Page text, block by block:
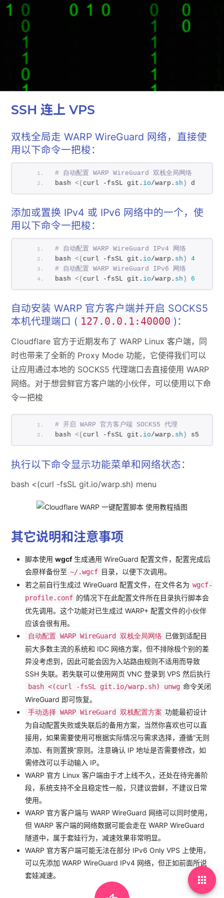
SSH 连上 VPS
双栈全局走 WARP Wire­Guard 网络，直接使
用以下命令一把梭：
# 自动配置 WARP WireGuard 双栈全局网络
bash <(curl -fsSL git. io/warp. sh ) d
添加或置换 IPv4 或 IPv6 网络中的一个，使
用以下命令一把梭：
# 自动配置 WARP WireGuard IPv4 网络
bash <(curl -fsSL git. io/warp. sh )
4
# 自动配置 WARP WireGuard IPv6 网络
bash <(curl -fsSL git. io/warp. sh ) 6
自动安装 WARP 官方客户端并开启 SOCKS5
本机代理端口 ( 127.0.0.1:40000 )：
Cloud­flare 官方于近期发布了 WARP Linux 客户端，同
时也带来了全新的 Proxy Mode 功能，它使得我们可以
让应用通过本地的 SOCKS5 代理端口去直接使用 WARP
网络。对于想尝鲜官方客户端的小伙伴，可以使用以下命
令一把梭
# 开启 WARP 官方客户端 SOCKS5 代理
bash <(curl -fsSL git. io/warp. sh ) s5
执行以下命令显示功能菜单和网络状态：
bash <(curl -fsSL git.io/warp.sh) menu
其它说明和注意事项
脚本使用wgcf生成通用 WireGuard 配置文件，配置完成后
会原样备份至 ~/.wgcf 目录，以便下次调用。
若之前自行生成过 WireGuard 配置文件，在文件名为 wgcf-
profile.conf 的情况下在此配置文件所在目录执行脚本会
优先调用。这个功能对已生成过 WARP+ 配置文件的小伙伴
应该会很有用。
自动配置 WARP WireGuard 双栈全局网络 已做到适配目
前大多数主流的系统和 IDC 网络方案，但不排除极个别的差
异没考虑到，因此可能会因为入站路由规则不适用而导致
SSH 失联。若失联可以使用网页 VNC 登录到 VPS 然后执行
bash <(curl -fsSL git.io/warp.sh) unwg 命令关闭
WireGuard 即可恢复。
手动选择 WARP WireGuard 双栈配置方案 功能最初设计
为自动配置失败或失联后的备用方案，当然你喜欢也可以直
接用，如果需要使用可根据实际情况与需求选择，遵循“无则
添加、有则置换”原则。注意确认 IP 地址是否需要修改，如
需修改可以手动输入 IP。
WARP 官方 Linux 客户端由于才上线不久，还处在待完善阶
段，系统支持不全且稳定性一般，只建议尝鲜，不建议日常
使用。
WARP 官方客户端与 WARP WireGuard 网络可以同时使用，
但 WARP 客户端的网络数据可能会走在 WARP WireGuard
隧道中，属于套娃行为，减速效果非常明显。
WARP 官方客户端可能无法在部分 IPv6 Only VPS 上使用，
可以先添加 WARP WireGuard IPv4 网络，但正如前面所说
套娃减速。
